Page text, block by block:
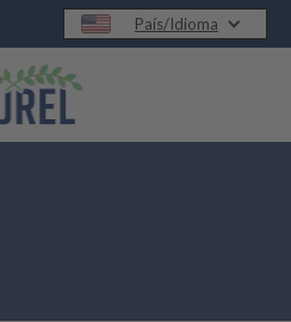
País/Idioma